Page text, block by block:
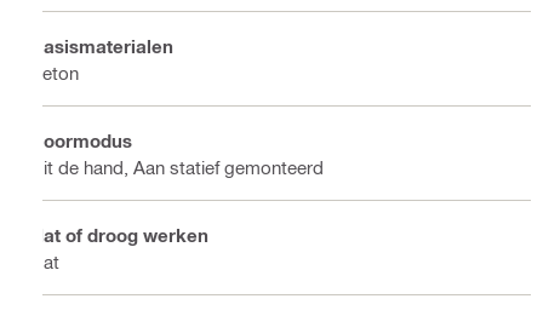
Basismaterialen
Beton
Boormodus
Uit de hand, Aan statief gemonteerd
Nat of droog werken
Nat